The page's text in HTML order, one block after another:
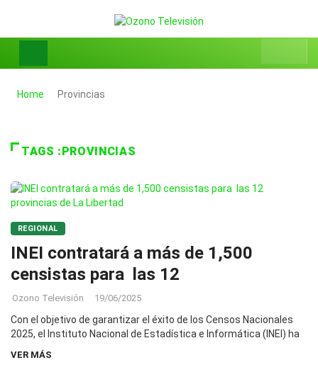
Home Provincias
TAGS :PROVINCIAS
REGIONAL
INEI contratará a más de 1,500
censistas para las 12
Ozono Televisión 19/06/2025
Con el objetivo de garantizar el éxito de los Censos Nacionales
2025, el Instituto Nacional de Estadística e Informática (INEI) ha
VER MÁS